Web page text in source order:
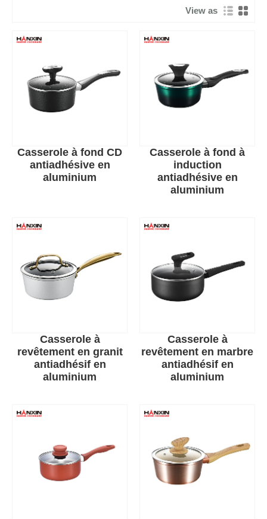
View as
Casserole à fond CD
antiadhésive en
aluminium
Casserole à fond à
induction
antiadhésive en
aluminium
Casserole à
revêtement en granit
antiadhésif en
aluminium
Casserole à
revêtement en marbre
antiadhésif en
aluminium